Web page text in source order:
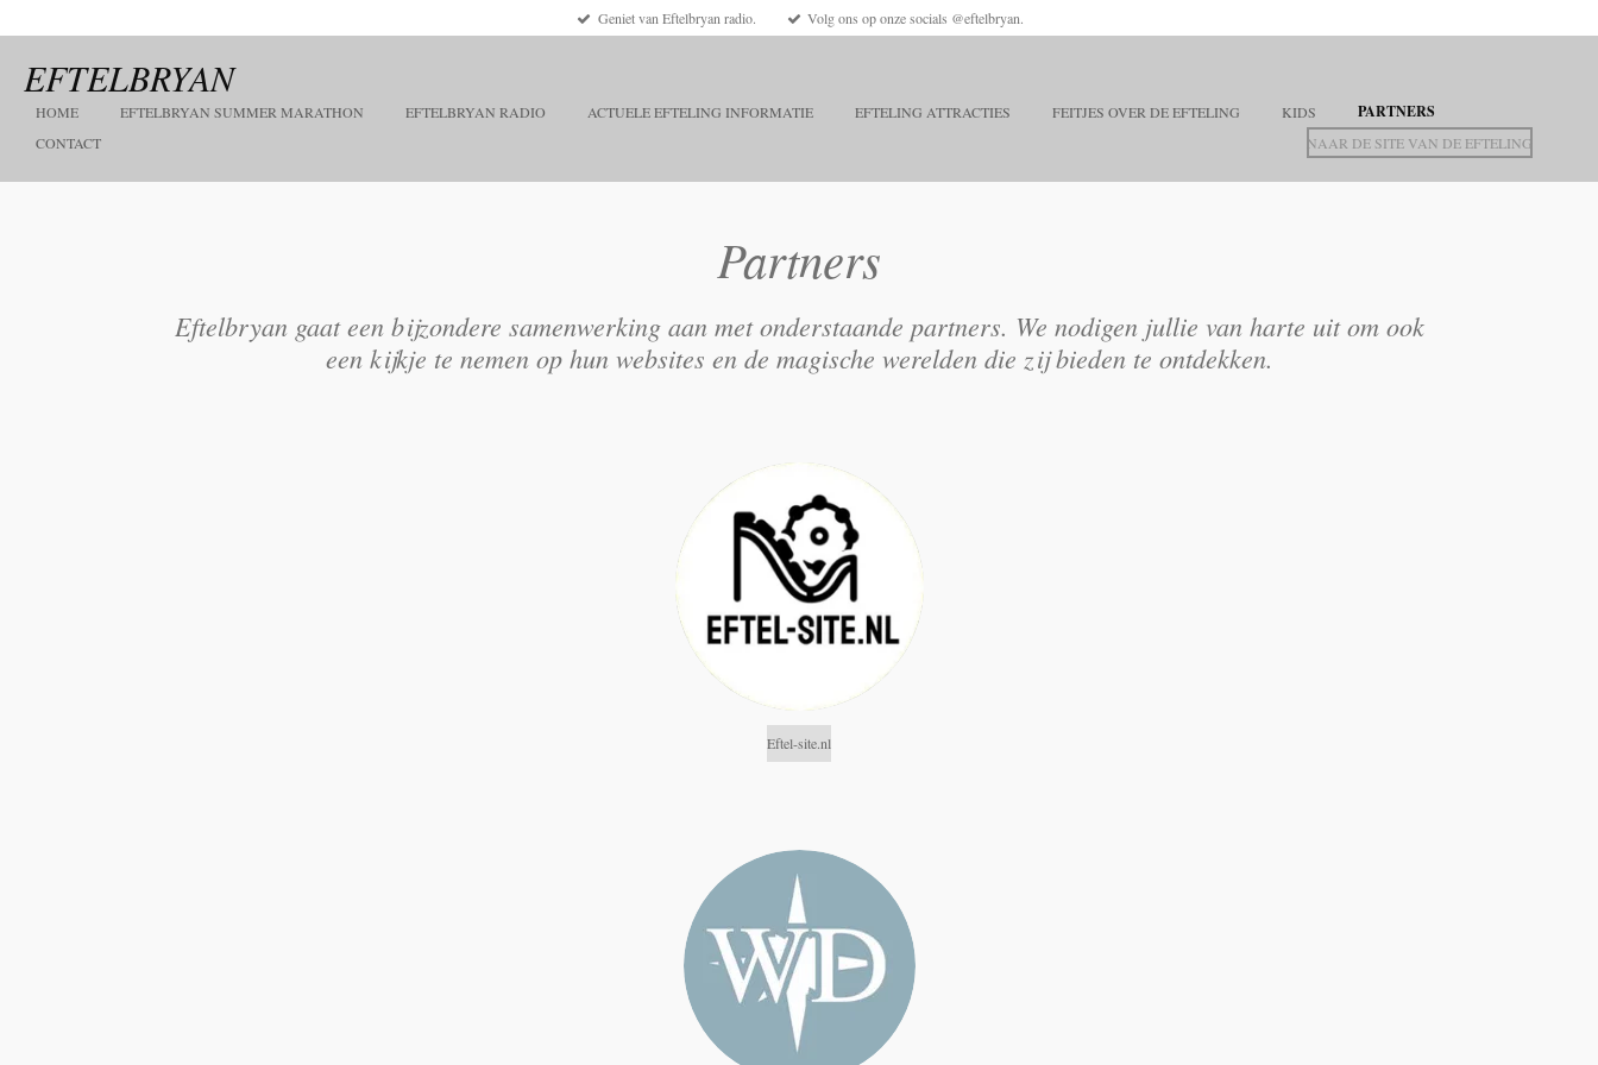
naar
de
hoofdinhoud
Geniet van Eftelbryan radio. Volg ons op onze socials @eftelbryan.
EFTELBRYAN
HOME EFTELBRYAN SUMMER MARATHON EFTELBRYAN RADIO ACTUELE EFTELING INFORMATIE EFTELING ATTRACTIES FEITJES OVER DE EFTELING KIDS PARTNERS
CONTACT NAAR DE SITE VAN DE EFTELING
Partners
Eftelbryan gaat een bijzondere samenwerking aan met onderstaande partners. We nodigen jullie van harte uit om ook
een kijkje te nemen op hun websites en de magische werelden die zij bieden te ontdekken.
Eftel-site.nl